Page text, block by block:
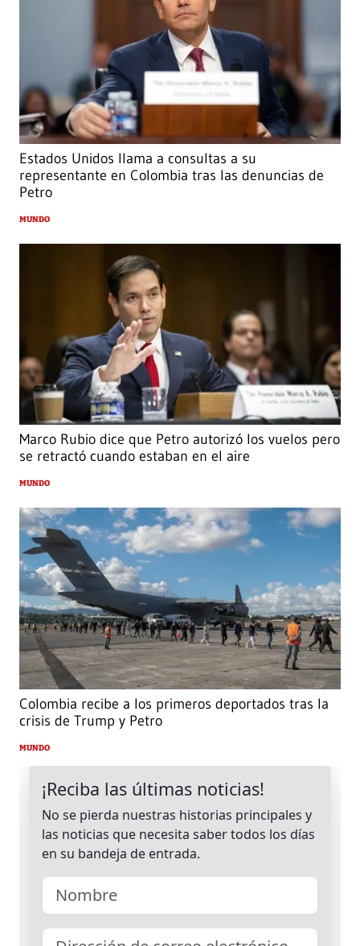
Estados Unidos llama a consultas a su
representante en Colombia tras las denuncias de
Petro
MUNDO
Marco Rubio dice que Petro autorizó los vuelos pero
se retractó cuando estaban en el aire
MUNDO
Colombia recibe a los primeros deportados tras la
crisis de Trump y Petro
MUNDO